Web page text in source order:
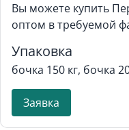
Вы можете купить
оптом в требуемой
Упаковка
бочка 150 кг, бочка
Заявка